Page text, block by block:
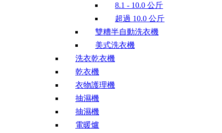
8.1 - 10.0 公斤
超過 10.0 公斤
雙糟半自動洗衣機
美式洗衣機
洗衣乾衣機
乾衣機
衣物護理機
抽濕機
抽濕機
電暖爐